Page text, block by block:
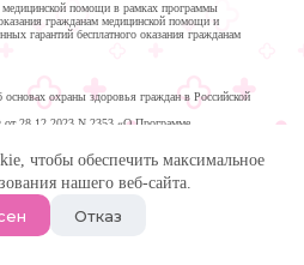
чтобы обеспечить максимальное
нашего веб-сайта.
Отказ
помощи в рамках программы
гражданам медицинской помощи и
гарантий бесплатного оказания гражданам
охраны здоровья граждан в Российской
от 28.12.2023 N 2353 «О Программе
бесплатного оказания гражданам медицинской
год и на плановый период 2025 и 2026 годов
| Многопрофильная клиника в